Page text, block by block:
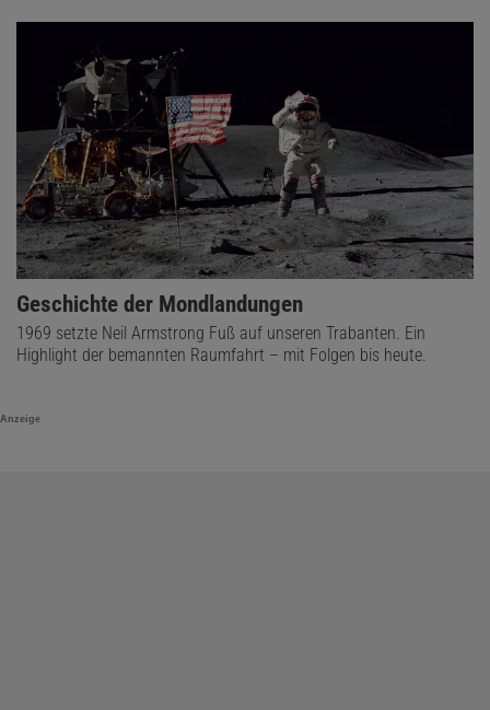
Geschichte der Mondlandungen
1969 setzte Neil Armstrong Fuß auf unseren Trabanten. Ein
Highlight der bemannten Raumfahrt – mit Folgen bis heute.
Anzeige